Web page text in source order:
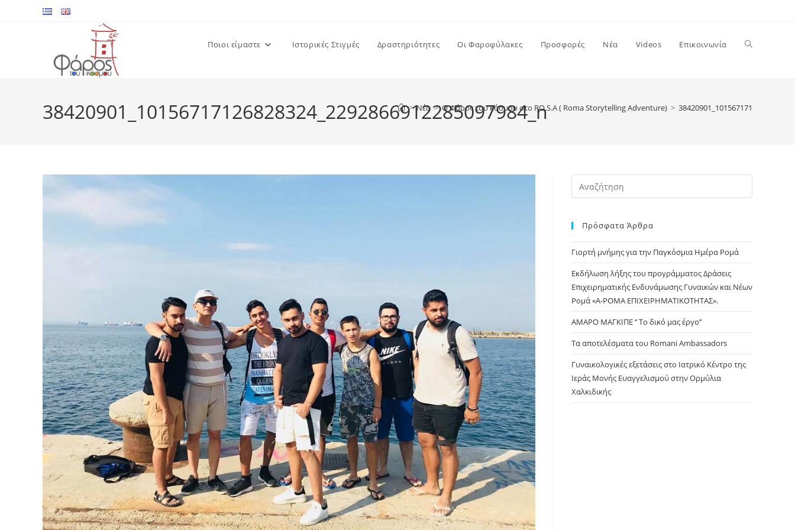
Ποιοι είμαστε Ιστορικές Στιγμές Δραστηριότητες Οι Φαροφύλακες Προσφορές Νέα Videos Επικοινωνία Toggle
38420901_10156717126828324_2292866912285097984_n
> Νέα > O Φάρος του κόσμου στο RO.S.A ( Roma Storytelling Adventure) >
Escape
Πρόσφατα Άρθρα
Γιορτή μνήμης για την Παγκόσμια Ημέρα Ρομά
Εκδήλωση λήξης του προγράμματος Δράσεις
Επιχειρηματικής Ενδυνάμωσης Γυναικών και Νέων
Ρομά «Α-ΡΟΜΑ ΕΠΙΧΕΙΡΗΜΑΤΙΚΟΤΗΤΑΣ».
ΑΜΑΡΟ ΜΑΓΚΙΠΕ ‘’ Το δικό μας έργο’’
Τα αποτελέσματα του Romani Ambassadors
Γυναικολογικές εξετάσεις στο Ιατρικό Κέντρο της
Ιεράς Μονής Ευαγγελισμού στην Ορμύλια
Χαλκιδικής